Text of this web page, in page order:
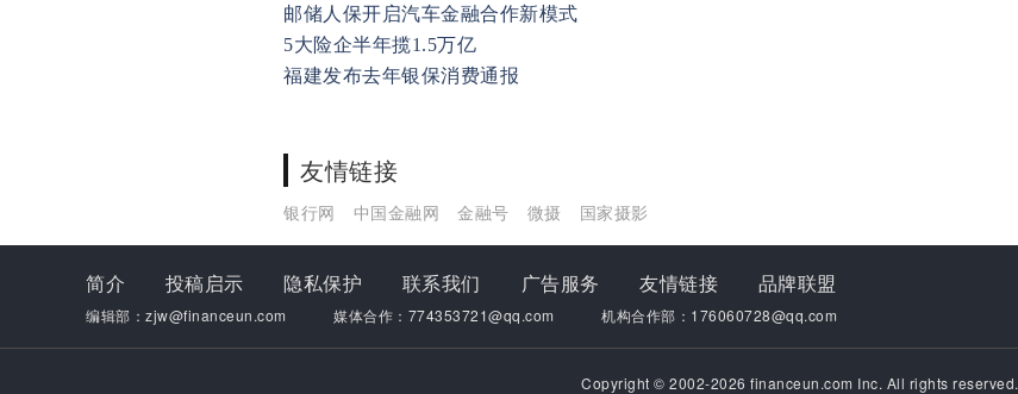
邮储人保开启汽车金融合作新模式
5大险企半年揽1.5万亿
福建发布去年银保消费通报
友情链接
银行网 中国金融网 金融号 微摄 国家摄影
简介 投稿启示 隐私保护 联系我们 广告服务 友情链接 品牌联盟
编辑部：zjw@financeun.com 媒体合作：774353721@qq.com 机构合作部：176060728@qq.com
Copyright © 2002-2026 financeun.com Inc. All rights reserved.